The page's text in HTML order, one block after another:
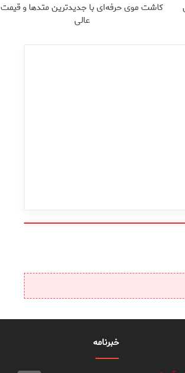
کاشت موی حرفه‌ای با جدیدترین متدها و قیمت
عالی
خبرنامه